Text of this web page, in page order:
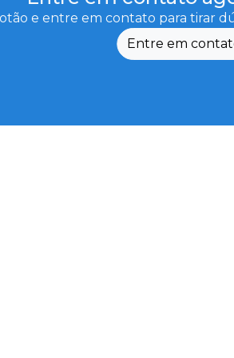
e entre em contato para tirar
Entre em